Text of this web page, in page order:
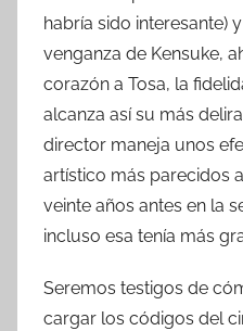
habría sido interesante)
venganza de Kensuke,
corazón a Tosa, la
alcanza así su más
director maneja unos
artístico más parecidos
veinte años antes en la
incluso esa tenía más
Seremos testigos de
cargar los códigos del